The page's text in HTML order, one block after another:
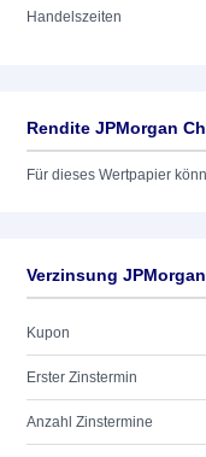
Handelszeiten
Rendite JPMorgan
Für dieses Wertpapier
Verzinsung
Kupon
Erster Zinstermin
Anzahl Zinstermine